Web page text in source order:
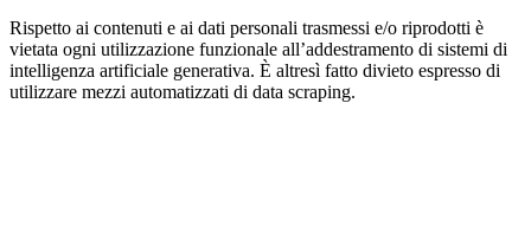
Rispetto ai contenuti e ai dati personali trasmessi e/o riprodotti è
vietata ogni utilizzazione funzionale all’addestramento di sistemi di
intelligenza artificiale generativa. È altresì fatto divieto espresso di
utilizzare mezzi automatizzati di data scraping.